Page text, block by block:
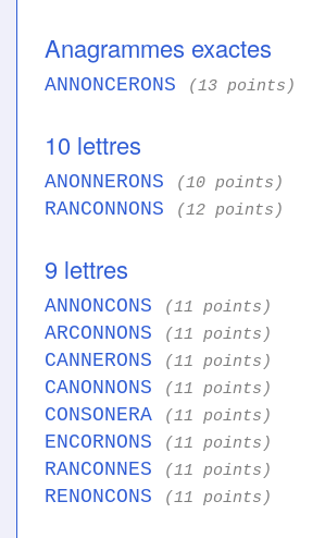
Anagrammes exactes
ANNONCERONS (13 points)
10 lettres
ANONNERONS (10 points)
RANCONNONS (12 points)
9 lettres
ANNONCONS (11 points)
ARCONNONS (11 points)
CANNERONS (11 points)
CANONNONS (11 points)
CONSONERA (11 points)
ENCORNONS (11 points)
RANCONNES (11 points)
RENONCONS (11 points)